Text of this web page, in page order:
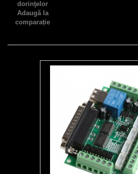
dorinţelor
Adaugă la
comparație